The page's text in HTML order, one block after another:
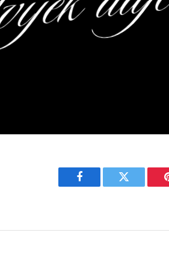
Facebook Twitter